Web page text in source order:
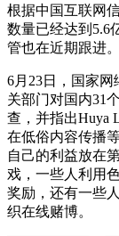
根据中国互联网
数量已经达到5.6
管也在近期跟进。
6月23日，国家
关部门对国内31
查，并指出Huya
在低俗内容传播
自己的利益放在
戏，一些人利用
奖励，还有一些
织在线赌博。